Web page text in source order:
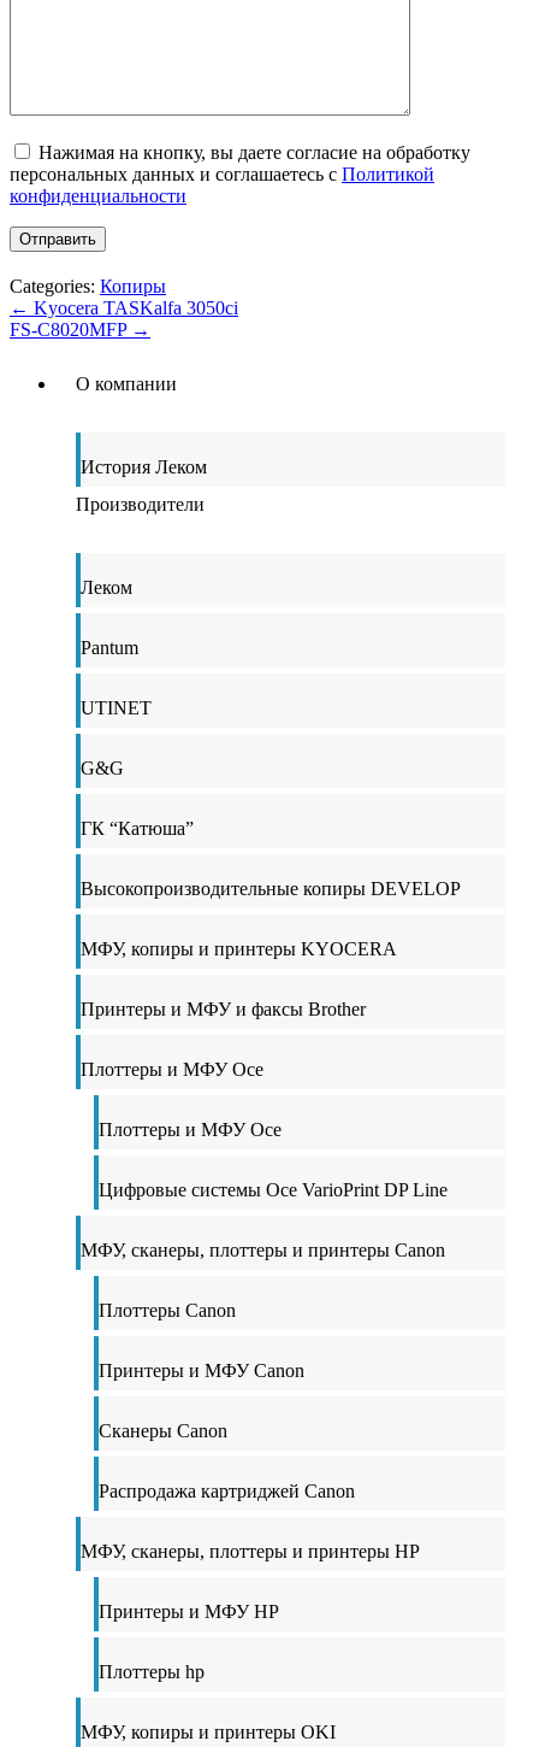
Нажимая на кнопку, вы даете согласие на обработку
персональных данных и соглашаетесь c Политикой
конфиденциальности
Categories: Копиры
← Kyocera TASKalfa 3050ci
FS-C8020MFP →
О компании
История Леком
Производители
Леком
Pantum
UTINET
G&G
ГК “Катюша”
Высокопроизводительные копиры DEVELOP
МФУ, копиры и принтеры KYOCERA
Принтеры и МФУ и факсы Brother
Плоттеры и МФУ Oce
Плоттеры и МФУ Oce
Цифровые системы Oce VarioPrint DP Line
МФУ, сканеры, плоттеры и принтеры Canon
Плоттеры Canon
Принтеры и МФУ Canon
Сканеры Canon
Распродажа картриджей Canon
МФУ, сканеры, плоттеры и принтеры HP
Принтеры и МФУ HP
Плоттеры hp
МФУ, копиры и принтеры OKI